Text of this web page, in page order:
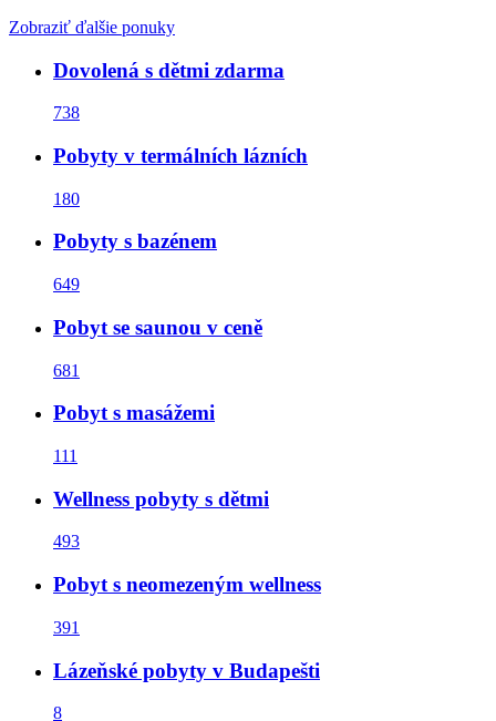
Zobraziť ďalšie ponuky
Dovolená s dětmi zdarma
738
Pobyty v termálních lázních
180
Pobyty s bazénem
649
Pobyt se saunou v ceně
681
Pobyt s masážemi
111
Wellness pobyty s dětmi
493
Pobyt s neomezeným wellness
391
Lázeňské pobyty v Budapešti
8